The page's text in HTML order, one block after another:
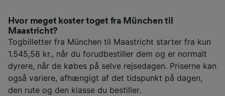
Hvor meget koster toget fra München til
Maastricht?
Togbilletter fra München til Maastricht starter fra kun
1.545,58 kr., når du forudbestiller dem og er normalt
dyrere, når de købes på selve rejsedagen. Priserne kan
også variere, afhængigt af det tidspunkt på dagen,
den rute og den klasse du bestiller.